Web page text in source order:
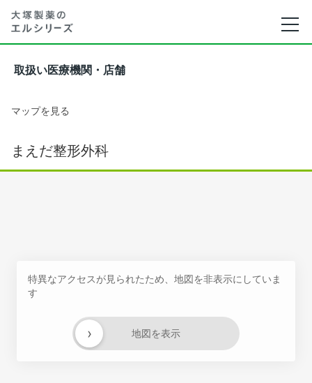
取扱い医療機関・店舗
マップを見る
まえだ整形外科
特異なアクセスが見られたため、地図を非表示にしていま
す
地図を表示
›